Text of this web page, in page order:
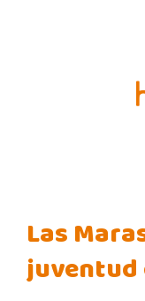
Las
juventud